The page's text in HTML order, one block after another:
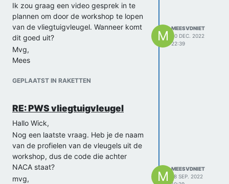
Ik zou graag een video gesprek in te
plannen om door de workshop te lopen
van de vliegtuigvleugel. Wanneer komt
dit goed uit?
Mvg,
Mees
GEPLAATST IN RAKETTEN
M MEESVDNIET
20 DEC. 2022
22:39
RE: PWS vliegtuigvleugel
Hallo Wick,
Nog een laatste vraag. Heb je de naam
van de profielen van de vleugels uit de
workshop, dus de code die achter
NACA staat?
mvg,
M MEESVDNIET
18 SEP. 2022